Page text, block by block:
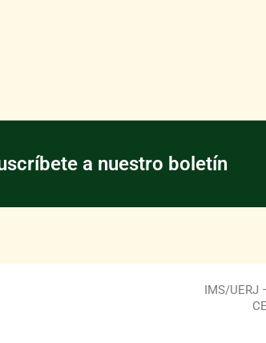
a nuestro boletín
IMS/UERJ